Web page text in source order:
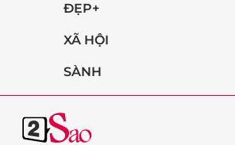
ĐẸP+
XÃ HỘI
SÀNH